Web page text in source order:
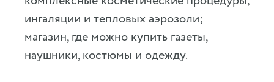
ингаляции и тепловых аэрозоли;
магазин, где можно купить газеты,
наушники, костюмы и одежду.